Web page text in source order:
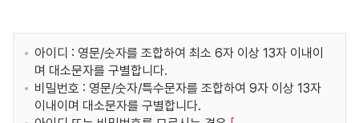
아이디 : 영문/숫자를 조합하여 최소 6자 이상 13자 이내이
며 대소문자를 구별합니다.
비밀번호 : 영문/숫자/특수문자를 조합하여 9자 이상 13자
이내이며 대소문자를 구별합니다.